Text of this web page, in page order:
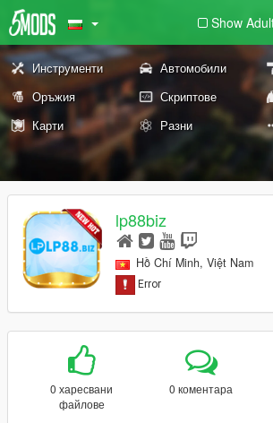
Show
Инструменти Автомобили
Оръжия Скриптове
Карти
Разни
lp88biz
Hồ Chí Minh, Việt Nam
0 харесвани
файлове
0 коментара